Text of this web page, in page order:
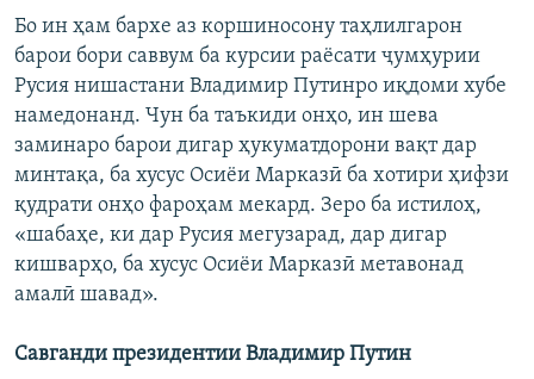
Бо ин ҳам бархе аз коршиносону таҳлилгарон
барои бори саввум ба курсии раёсати ҷумҳурии
Русия нишастани Владимир Путинро иқдоми хубе
намедонанд. Чун ба таъкиди онҳо, ин шева
заминаро барои дигар ҳукуматдорони вақт дар
минтақа, ба хусус Осиёи Марказӣ ба хотири ҳифзи
қудрати онҳо фароҳам мекард. Зеро ба истилоҳ,
«шабаҳе, ки дар Русия мегузарад, дар дигар
кишварҳо, ба хусус Осиёи Марказӣ метавонад
амалӣ шавад».
Савганди президентии Владимир Путин